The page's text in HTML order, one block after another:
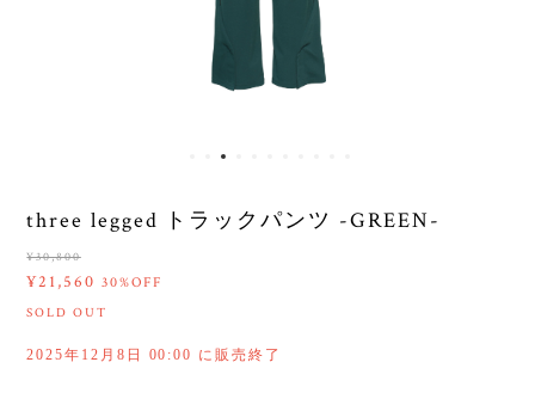
three legged トラックパンツ -GREEN-
¥30,800
¥21,560 30%OFF
SOLD OUT
2025年12月8日 00:00 に販売終了